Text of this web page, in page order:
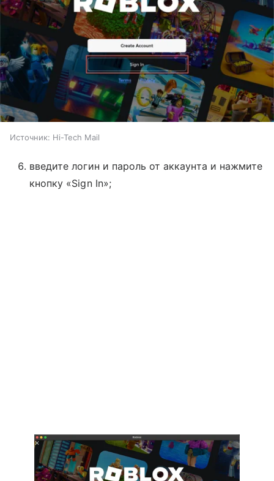
Источник: Hi-Tech Mail
введите логин и пароль от аккаунта и нажмите
кнопку «Sign In»;